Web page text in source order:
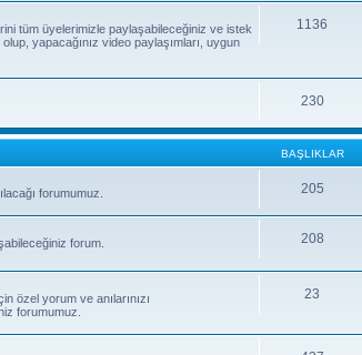
tüm üyelerimizle paylaşabileceğiniz ve istek
yapacağınız video paylaşımları, uygun
1136
230
BAŞLIKLAR
forumumuz.
205
forum.
208
özel yorum ve anılarınızı
forumumuz.
23